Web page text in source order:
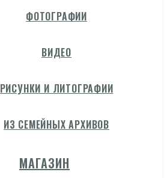
ФОТОГРАФИИ
ВИДЕО
РИСУНКИ И ЛИТОГРАФИИ
ИЗ СЕМЕЙНЫХ АРХИВОВ
МАГАЗИН